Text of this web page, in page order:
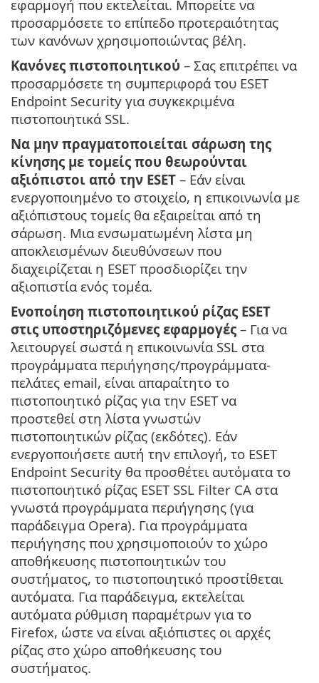
εφαρμογή που εκτελείται. Μπορείτε να
προσαρμόσετε το επίπεδο προτεραιότητας
των κανόνων χρησιμοποιώντας βέλη.
Κανόνες πιστοποιητικού – Σας επιτρέπει να
προσαρμόσετε τη συμπεριφορά του ESET
Endpoint Security για συγκεκριμένα
πιστοποιητικά SSL.
Να μην πραγματοποιείται σάρωση της
κίνησης με τομείς που θεωρούνται
αξιόπιστοι από την ESET – Εάν είναι
ενεργοποιημένο το στοιχείο, η επικοινωνία με
αξιόπιστους τομείς θα εξαιρείται από τη
σάρωση. Μια ενσωματωμένη λίστα μη
αποκλεισμένων διευθύνσεων που
διαχειρίζεται η ESET προσδιορίζει την
αξιοπιστία ενός τομέα.
Ενοποίηση πιστοποιητικού ρίζας ESET
στις υποστηριζόμενες εφαρμογές – Για να
λειτουργεί σωστά η επικοινωνία SSL στα
προγράμματα περιήγησης/προγράμματα-
πελάτες email, είναι απαραίτητο το
πιστοποιητικό ρίζας για την ESET να
προστεθεί στη λίστα γνωστών
πιστοποιητικών ρίζας (εκδότες). Εάν
ενεργοποιήσετε αυτή την επιλογή, το ESET
Endpoint Security θα προσθέτει αυτόματα το
πιστοποιητικό ρίζας ESET SSL Filter CA στα
γνωστά προγράμματα περιήγησης (για
παράδειγμα Opera). Για προγράμματα
περιήγησης που χρησιμοποιούν το χώρο
αποθήκευσης πιστοποιητικών του
συστήματος, το πιστοποιητικό προστίθεται
αυτόματα. Για παράδειγμα, εκτελείται
αυτόματα ρύθμιση παραμέτρων για το
Firefox, ώστε να είναι αξιόπιστες οι αρχές
ρίζας στο χώρο αποθήκευσης του
συστήματος.